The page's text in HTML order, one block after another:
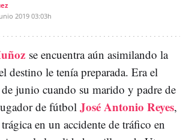
201903:03h
se encuentra aún asimilando la
destino le tenía preparada. Era el
de junio cuando su marido y padre de
de fútbolJosé Antonio Reyes,
en un accidente de tráfico en